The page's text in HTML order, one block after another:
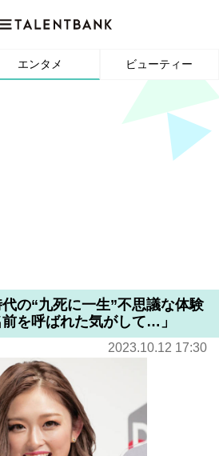
エンタメ ビューティー
の“九死に一生”不思議な体験
を呼ばれた気がして…」
2023.10.12 17:30